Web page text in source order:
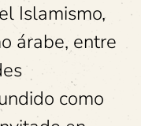
Islamismo,
árabe, entre
como